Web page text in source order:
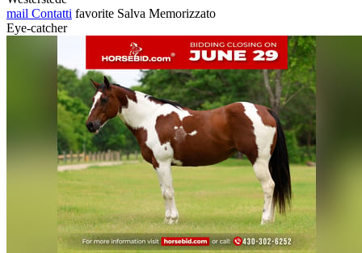
mail Contatti favorite Salva Memorizzato
Eye-catcher